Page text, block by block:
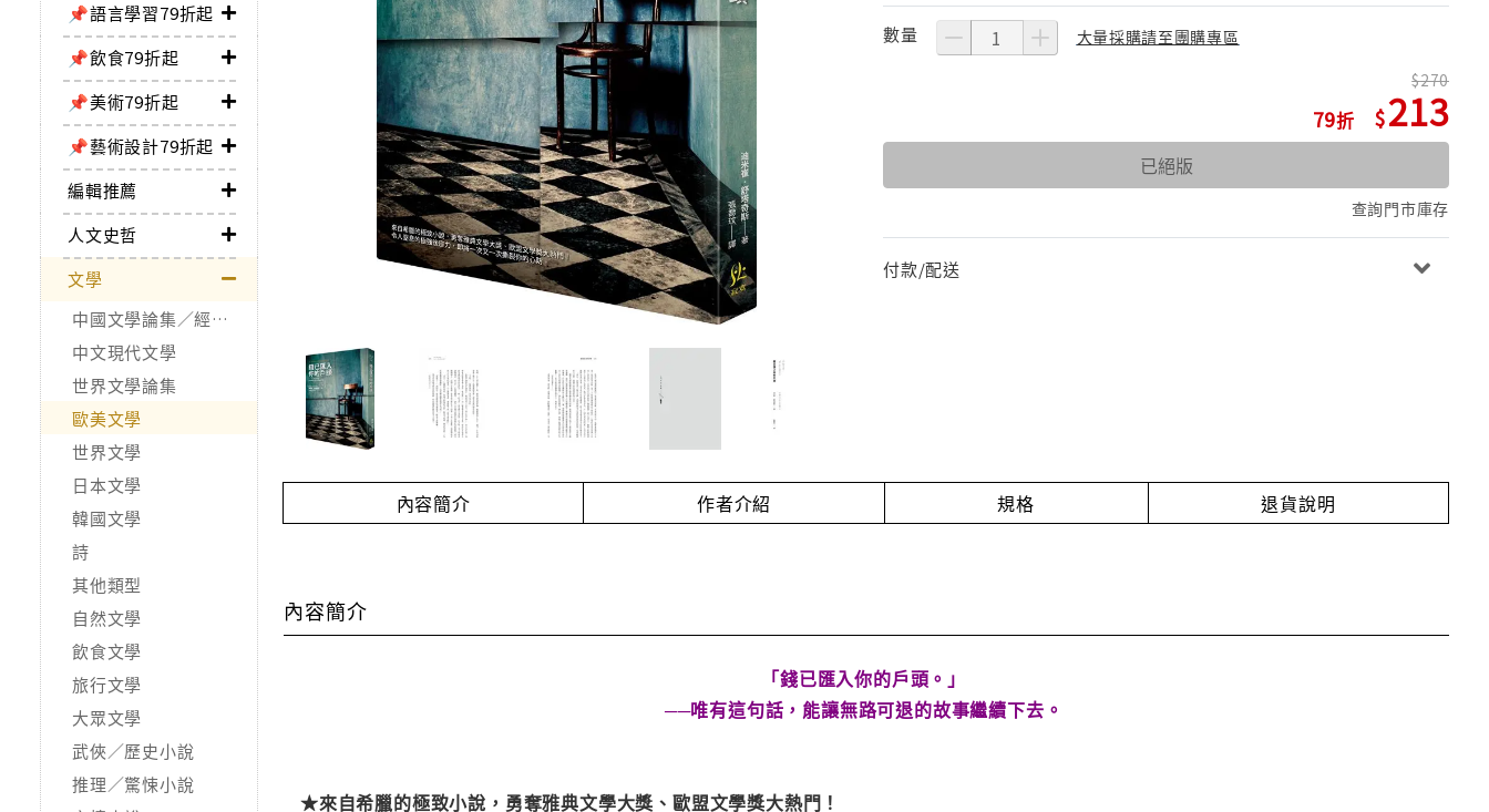
📌語言學習79折起
📌飲食79折起
📌美術79折起
📌藝術設計79折起
編輯推薦
人文史哲
文學
中國文學論集／經典作品
中文現代文學
世界文學論集
歐美文學
世界文學
日本文學
韓國文學
詩
其他類型
自然文學
飲食文學
旅行文學
大眾文學
武俠／歷史小說
推理／驚悚小說
數量 大量採購請至團購專區
79
270
213
已絕版
查詢門市庫存
付款/配送
內容簡介 作者介紹 規格 退貨說明
內容簡介
「錢已匯入你的戶頭。」
──唯有這句話，能讓無路可退的故事繼續下去。
★來自希臘的極致小說，勇奪雅典文學大獎、歐盟文學獎大熱門！